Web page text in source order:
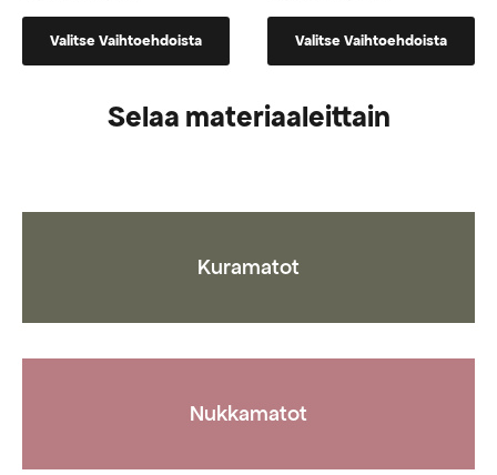
57,50 €
Valitse Vaihtoehdoista
muunnelma.
valinnat
68,00 €
Valitse Vaihtoehdoista
useampi
muunnelma.
valinnat
sivulla.
Selaa materiaaleittain
Kuramatot
Nukkamatot